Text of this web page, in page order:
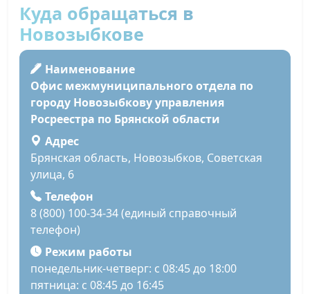
Куда обращаться в
Новозыбкове
Наименование
Офис межмуниципального отдела по
городу Новозыбкову управления
Росреестра по Брянской области
Адрес
Брянская область, Новозыбков, Советская
улица, 6
Телефон
8 (800) 100-34-34 (единый справочный
телефон)
Режим работы
понедельник-четверг: с 08:45 до 18:00
пятница: с 08:45 до 16:45